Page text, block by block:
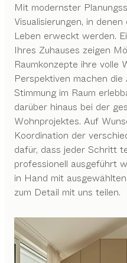
Mit modernster
Visualisierungen, in
Leben erweckt werden.
Ihres Zuhauses zeigen
Raumkonzepte ihre volle
Perspektiven machen
Stimmung im Raum
darüber hinaus bei der
Wohnprojektes. Auf
Koordination der
dafür, dass jeder Schritt
professionell ausgeführt
in Hand mit
zum Detail mit uns teilen.